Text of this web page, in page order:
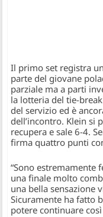
Il primo set registra
parte del giovane
parziale ma a parti
la lotteria del tie-
del servizio ed è
dell’incontro. Klein si
recupera e sale 6-4.
firma quattro punti
“Sono estremamente
una finale molto
una bella sensazione
Sicuramente ha fatto
potere continuare